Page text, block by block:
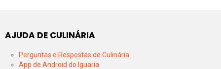
AJUDA DE CULINÁRIA
Perguntas e Respostas de Culinária
App de Android do Iguaria